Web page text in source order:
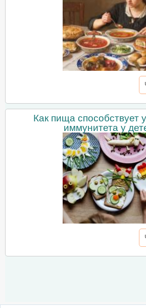
Как пища способствует
иммунитета у